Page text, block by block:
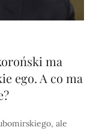
ma
ego. A co ma
ale